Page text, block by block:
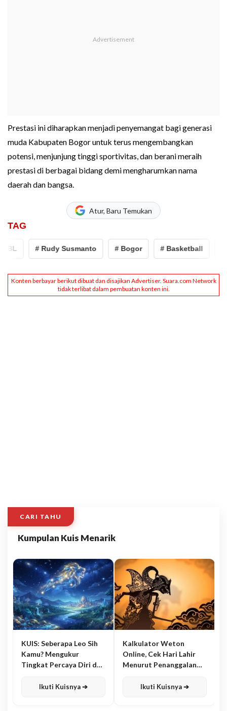
Prestasi ini diharapkan menjadi penyemangat bagi generasi
muda Kabupaten Bogor untuk terus mengembangkan
potensi, menjunjung tinggi sportivitas, dan berani meraih
prestasi di berbagai bidang demi mengharumkan nama
daerah dan bangsa.
Atur, Baru Temukan
TAG
# Rudy Susmanto # Bogor # Basketball
CARI TAHU
Kumpulan Kuis Menarik
KUIS: Seberapa Leo Sih
Kamu? Mengukur
Tingkat Percaya Diri dan
Ikuti Kuisnya ➔
Kalkulator Weton
Online, Cek Hari Lahir
Menurut Penanggalan
Ikuti Kuisnya ➔